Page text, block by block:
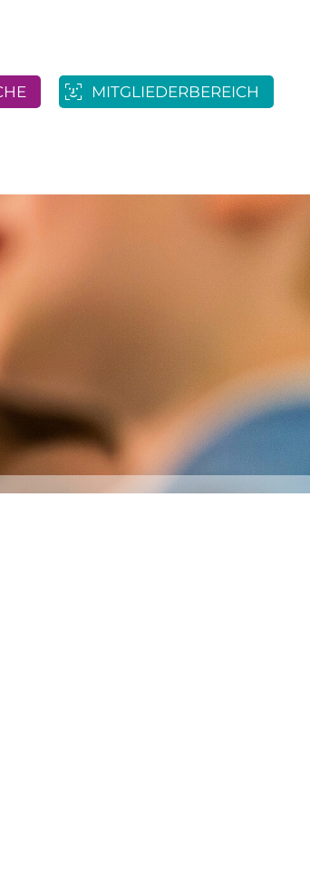
MITGLIEDERBEREICH